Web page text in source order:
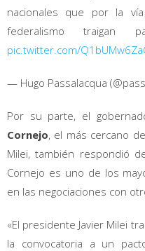
nacionales que por la
federalismo
pic.twitter.com/
— Hugo Passalacqua
Por su parte, el
Cornejo, el más cercano
Milei, también respondió
Cornejo es uno de los
en las negociaciones con
«El presidente Javier Milei
la convocatoria a un